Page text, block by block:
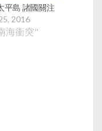
平島 諸國關注
2016
海衝突"